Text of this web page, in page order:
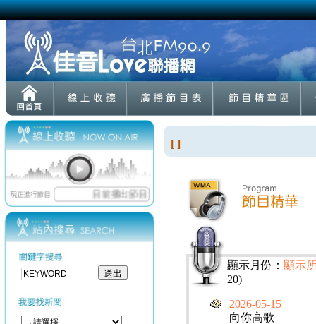
[ ]
顯示月份： 顯示
20)
2026-05-15
向你高歌